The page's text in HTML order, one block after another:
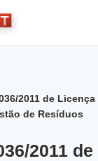
2011 de
de Resíduos
2011